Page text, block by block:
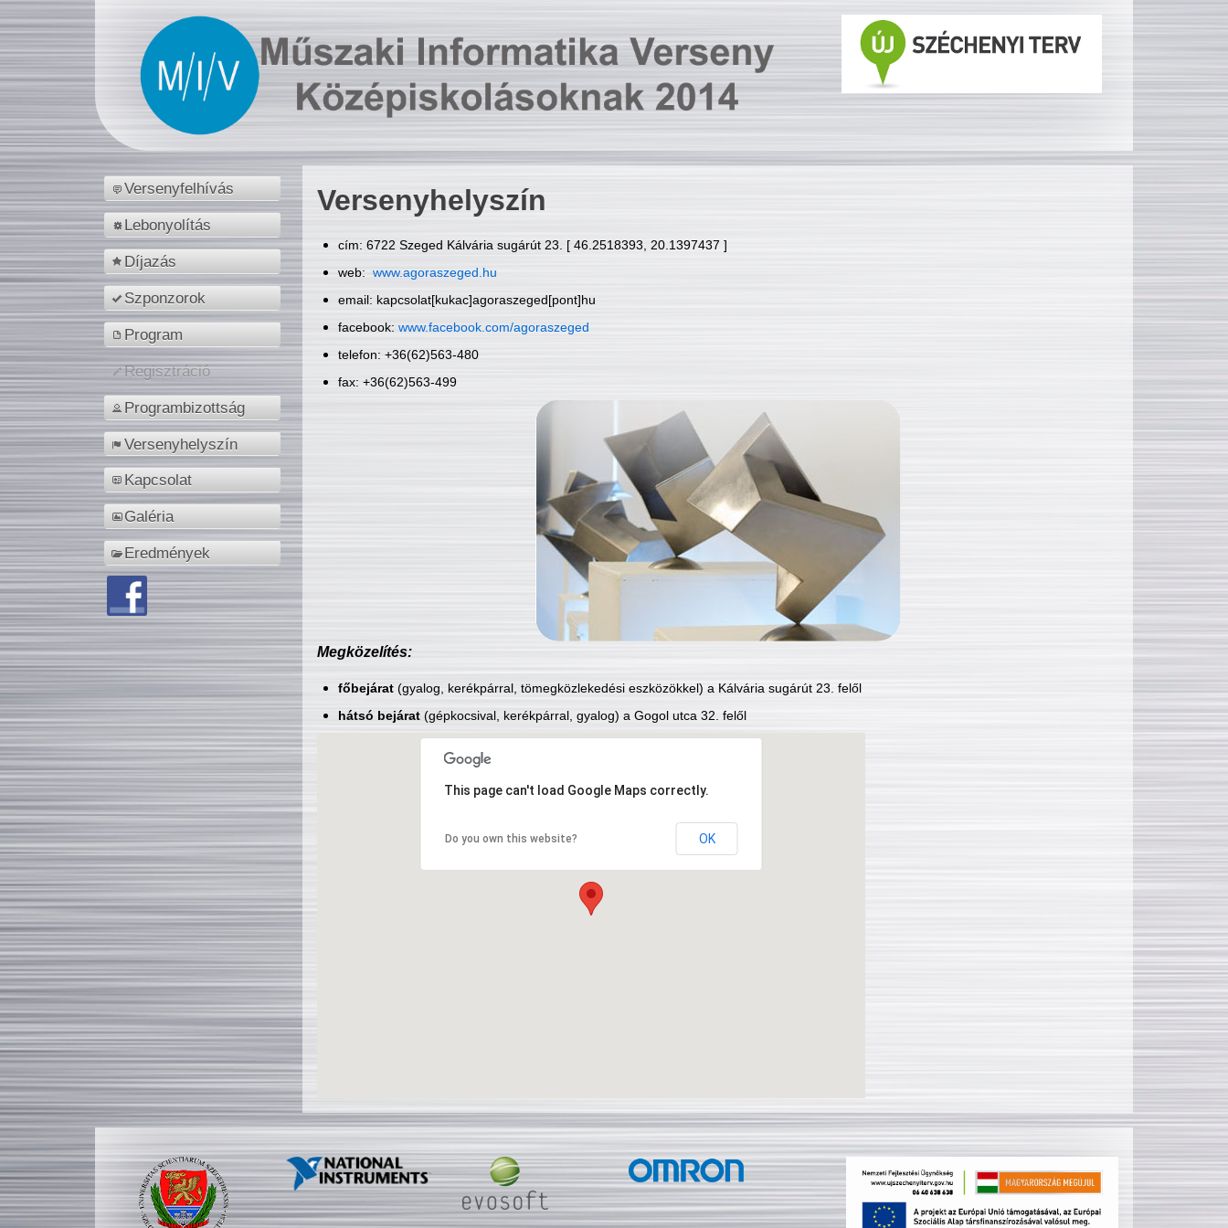
Versenyfelhívás
Lebonyolítás
Díjazás
Szponzorok
Program
Regisztráció
Programbizottság
Versenyhelyszín
Kapcsolat
Galéria
Eredmények
Versenyhelyszín
cím: 6722 Szeged Kálvária sugárút 23. [ 46.2518393, 20.1397437 ]
web: www.agoraszeged.hu
email: kapcsolat[kukac]agoraszeged[pont]hu
facebook: www.facebook.com/agoraszeged
telefon: +36(62)563-480
fax: +36(62)563-499
Megközelítés:
főbejárat(gyalog, kerékpárral, tömegközlekedési eszközökkel) a Kálvária sugárút 23. felől
hátsó bejárat(gépkocsival, kerékpárral, gyalog) a Gogol utca 32. felől
This page can't load Google Maps correctly.
Do you own this website? OK